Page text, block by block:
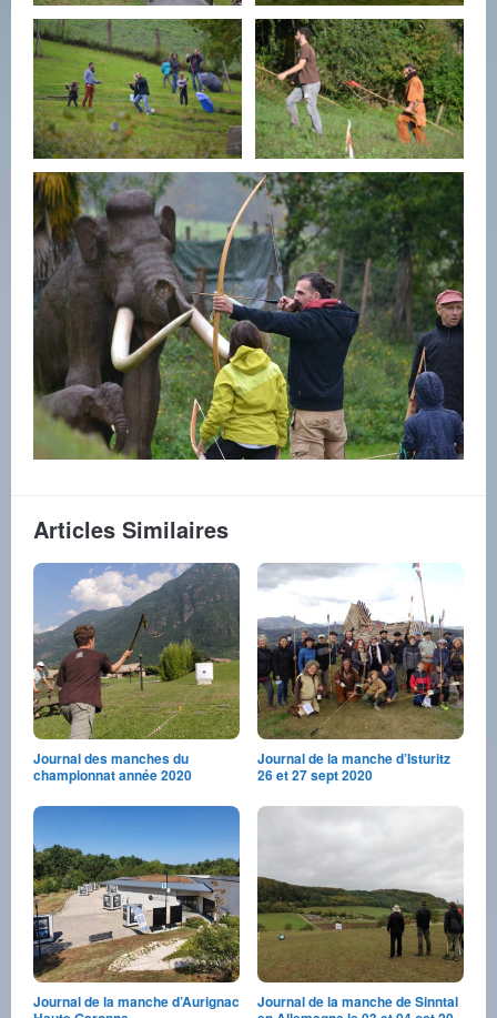
Articles Similaires
Journal des manches du
championnat année 2020
Journal de la manche d’Isturitz
26 et 27 sept 2020
Journal de la manche d’Aurignac
Journal de la manche de Sinntal